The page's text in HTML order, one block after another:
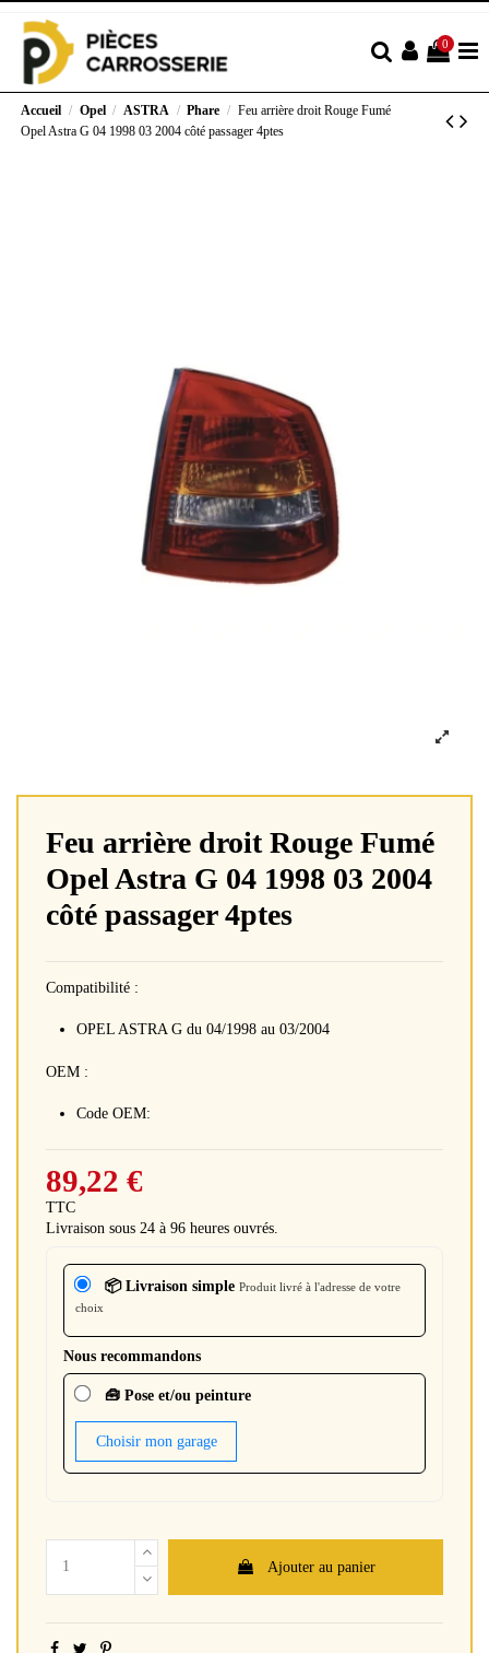
0
Accueil Opel ASTRA Phare
Feu arrière droit Rouge Fumé
Opel Astra G 04 1998 03 2004 côté passager 4ptes
Feu arrière droit Rouge Fumé
Opel Astra G 04 1998 03 2004
côté passager 4ptes
Compatibilité :
OPEL ASTRA G du 04/1998 au 03/2004
OEM :
Code OEM:
89,22 €
TTC
Livraison sous 24 à 96 heures ouvrés.
📦 Livraison simple Produit livré à l'adresse de votre
choix
Nous recommandons
🧰 Pose et/ou peinture
Choisir mon garage
Ajouter au panier